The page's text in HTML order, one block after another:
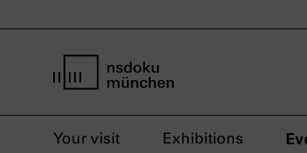
Your visit Exhibitions